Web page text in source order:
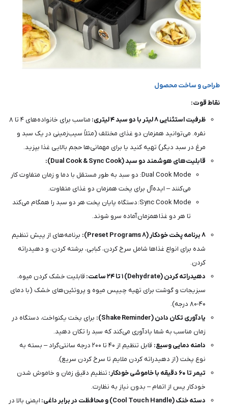
طراحی و ساخت محصول
نقاط قوت:
ظرفیت استثنایی ۸ لیتر با دو سبد ۴ لیتری:
مناسب برای خانواده‌های ۴ تا ۸
نفره. می‌توانید همزمان دو غذای مختلف (مثلاً سیب‌زمینی در یک سبد و
مرغ در سبد دیگر) تهیه کنید یا برای مهمانی‌ها حجم بالایی غذا بپزید.
قابلیت‌های هوشمند دو سبد (Dual Cook & Sync Cook):
Dual Cook Mode: دو سبد به طور مستقل با دما و زمان متفاوت کار
می‌کنند – ایده‌آل برای پخت همزمان دو غذای متفاوت.
Sync Cook Mode: دستگاه پایان پخت هر دو سبد را همگام می‌کند
تا هر دو غذا همزمان آماده سرو شوند.
۸ برنامه پخت خودکار (۸ Preset Programs):
برنامه‌های از پیش تنظیم
شده برای انواع غذاها شامل سرخ کردن، کبابی، برشته کردن، و دهیدراته
کردن.
دهیدراته کردن (Dehydrate) ۱ تا ۲۴ ساعت:
قابلیت خشک کردن میوه،
سبزیجات و گوشت برای تهیه چیپس میوه و پروتئین‌های خشک (با دمای
۴۰-۸۰ درجه).
یادآوری تکان دادن (Shake Reminder):
برای پخت یکنواخت، دستگاه در
زمان مناسب به شما یادآوری می‌کند که سبد را تکان دهید.
دامنه دمایی وسیع:
قابل تنظیم از ۴۰ تا ۲۰۰ درجه سانتی‌گراد – بسته به
نوع پخت (از دهیدراته کردن ملایم تا سرخ کردن سریع).
تیمر تا ۶۰ دقیقه با خاموشی خودکار:
تنظیم دقیق زمان و خاموش شدن
خودکار پس از اتمام – بدون نیاز به نظارت.
دسته خنک (Cool Touch Handle) و محافظت در برابر داغی:
ایمنی بالا در